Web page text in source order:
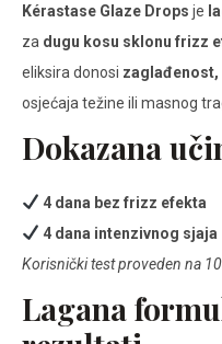
Kérastase Glaze Drops je
za dugu kosu sklonu frizz
eliksira donosi
osjećaja težine ili masnog
Dokazana
4 dana bez frizz efekta
4 dana intenzivnog sjaja
Korisnički test proveden na
Lagana